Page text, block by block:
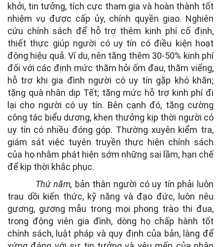
khởi, tin tưởng, tích cực tham gia và hoàn thành tốt
nhiệm vụ được cấp ủy, chính quyền giao. Nghiên
cứu chính sách để hỗ trợ thêm kinh phí cố định,
thiết thực giúp người có uy tín có điều kiện hoạt
động hiệu quả. Ví dụ, nên tăng thêm 30-50% kinh phí
đối với các định mức thăm hỏi ốm đau, thăm viếng,
hỗ trợ khi gia đình người có uy tín gặp khó khăn;
tặng quà nhân dịp Tết; tăng mức hỗ trợ kinh phí đi
lại cho người có uy tín. Bên cạnh đó, tăng cường
công tác biểu dương, khen thưởng kịp thời người có
uy tín có nhiều đóng góp. Thường xuyên kiểm tra,
giám sát việc tuyên truyền thực hiện chính sách
của họ nhằm phát hiện sớm những sai lầm, hạn chế
để kịp thời khắc phục.
Thứ năm, bản thân người có uy tín phải luôn
trau dồi kiến thức, kỹ năng và đạo đức, luôn nêu
gương, gương mẫu trong mọi phong trào thi đua,
trong động viên gia đình, dòng họ chấp hành tốt
chính sách, luật pháp và quy định của bản, làng để